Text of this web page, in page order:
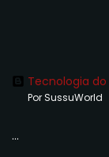
Tecnologia do
Por SussuWorld
...